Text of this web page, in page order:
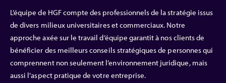
L’équipe de HGF compte des professionnels de la stratégie issus
de divers milieux universitaires et commerciaux. Notre
approche axée sur le travail d’équipe garantit à nos clients de
bénéficier des meilleurs conseils stratégiques de personnes qui
comprennent non seulement l’environnement juridique, mais
aussi l’aspect pratique de votre entreprise.